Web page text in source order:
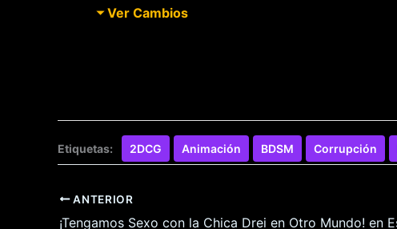
Ver Cambios
Etiquetas: 2DCG Animación BDSM Corrupción
ANTERIOR